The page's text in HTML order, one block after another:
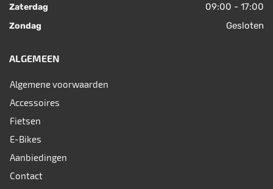
Zaterdag 09:00 - 17:00
Zondag Gesloten
ALGEMEEN
Algemene voorwaarden
Accessoires
Fietsen
E-Bikes
Aanbiedingen
Contact